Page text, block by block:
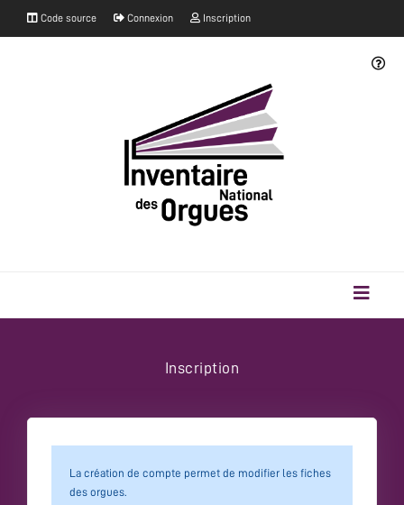
Code source Connexion Inscription
Inscription
La création de compte permet de modifier les fiches
des orgues.